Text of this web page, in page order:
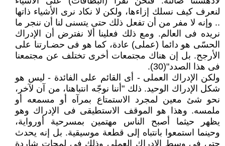
لنعرف كيف نسلك إزاءها، ولكن لا نكاد نرى الأشياء ذاتها
.. وإنه لا مفر من أن تفعل ذلك حتى يتسنى لنا أن ننجر ما
نريده فى العالم. ومع ذلك فعلينا ألا نفترض أن الإدراك
الحسّى هو دائما (عملى) عادة، كما هو فى حضـارتنا على
الأرجح. بل إن هناك مجتمعات أخرى تختلف عن مجتمعنا
فى هذا الصدد"(30).
ولكن الإدراك العملى - أى القائم على الفائدة - ليس هو
شكل الإدراك الوحيد. ذلك "أننا نوجّه انتباهنا، من آن لآخر،
نحو شئ معين لمجرد الاستمتاع بمرآه أو مسمعه أو
ملمسه. وهذا هو الموقف الاستطيقى فى الإدراك وهو
يظهر حيثما أصبح الناس مهتمين بمسرحية أورواية،
وحينما استمعوا بانتباه إلى قطعة موسيقية. بل إنه يحدث
حتى فى وسط الإدراك العملى وذلك فى لمحات شاردة